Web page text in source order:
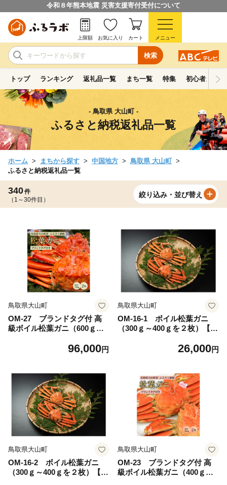
令和８年熊本地震 災害支援寄付受付について
検索
上限額 お気に入り カート メニュー
トップ ランキング 返礼品一覧 まち一覧 特集 初心者ガイド
- 鳥取県 大山町 -
ふるさと納税返礼品一覧
ホーム まちから探す 中国地方
鳥取県 大山町
ふるさと納税返礼品一覧
340件
（1～30件目）
絞り込み・並び替え
鳥取県大山町
OM-27 ブランドタグ付 高
級ボイル松葉ガニ（600ｇ～7
96,000円
鳥取県大山町
OM-16-1 ボイル松葉ガニ
（300ｇ～400ｇを２枚）【土
26,000円
鳥取県大山町
OM-16-2 ボイル松葉ガニ
（300ｇ～400ｇを２枚）【木
鳥取県大山町
OM-23 ブランドタグ付 高
級ボイル松葉ガニ（400ｇ～5